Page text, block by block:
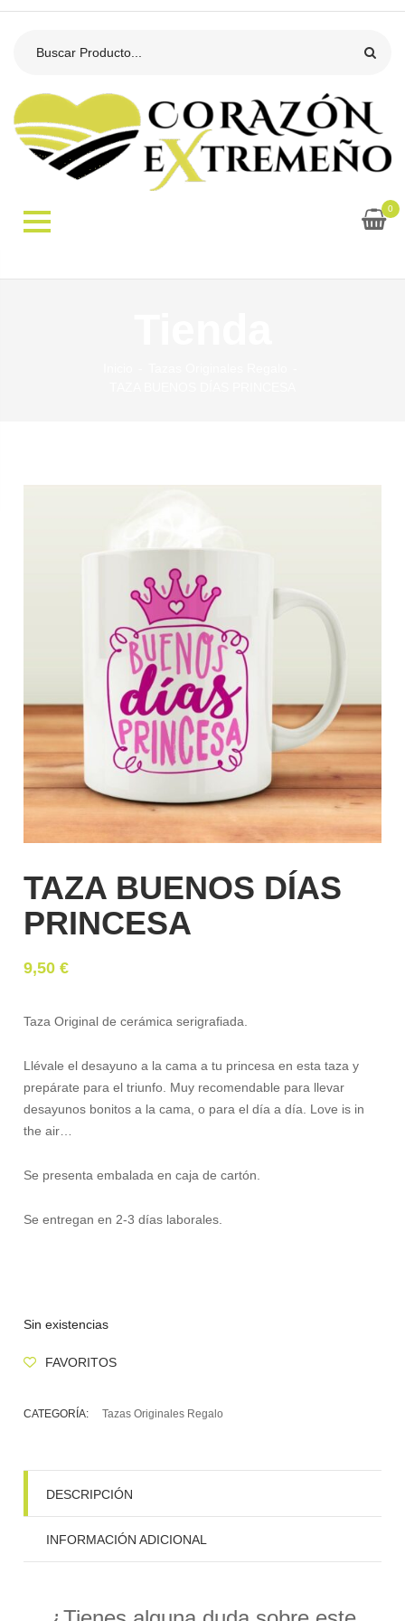
0
TAZA BUENOS DÍAS
PRINCESA
9,50€
Taza Original de cerámica serigrafiada.
Llévale el desayuno a la cama a tu princesa en esta taza y
prepárate para el triunfo. Muy recomendable para llevar
desayunos bonitos a la cama, o para el día a día. Love is in
the air…
Se presenta embalada en caja de cartón.
Se entregan en 2-3 días laborales.
Sin existencias
FAVORITOS
CATEGORÍA: Tazas Originales Regalo
DESCRIPCIÓN
INFORMACIÓN ADICIONAL